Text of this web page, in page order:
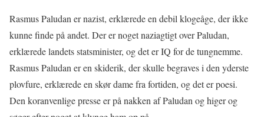
Rasmus Paludan er nazist, erklærede en debil klogeåge, der ikke
kunne finde på andet. Der er noget naziagtigt over Paludan,
erklærede landets statsminister, og det er IQ for de tungnemme.
Rasmus Paludan er en skiderik, der skulle begraves i den yderste
plovfure, erklærede en skør dame fra fortiden, og det er poesi.
Den koranvenlige presse er på nakken af Paludan og higer og